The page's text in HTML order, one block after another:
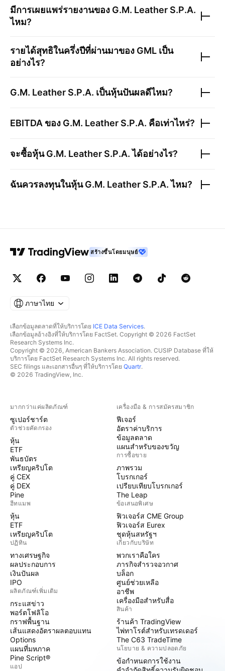
มีการเผยแพร่รายงานของ G.M. Leather S.P.A.
ไหม?
รายได้สุทธิในครึ่งปีที่ผ่านมาของ GML เป็น
อย่างไร?
G.M. Leather S.P.A. เป็นหุ้นปันผลดีไหม?
EBITDA ของ G.M. Leather S.P.A. คือเท่าไหร่?
จะซื้อหุ้นG.M. Leather S.P.A.ได้อย่างไร?
ฉันควรลงทุนในหุ้นG.M. Leather S.P.A.ไหม?
สร้างขึ้นโดยมนุษย์
ภาษาไทย
เลือกข้อมูลตลาดที่ให้บริการโดย ICE Data Services.
เลือกข้อมูลอ้างอิงที่ให้บริการโดย FactSet. Copyright © 2026 FactSet
Research Systems Inc.
Copyright © 2026, American Bankers Association. CUSIP Database ที่ให้
บริการโดย FactSet Research Systems Inc. All rights reserved.
SEC filings และเอกสารอื่นๆ ที่ให้บริการโดย Quartr.
© 2026 TradingView, Inc.
มากกว่าแค่ผลิตภัณฑ์
ซูเปอร์ชาร์ต
ตัวช่วยคัดกรอง
หุ้น
ETF
พันธบัตร
เหรียญคริปโต
คู่ CEX
คู่ DEX
Pine
ฮีทแมพ
หุ้น
ETF
เหรียญคริปโต
ปฏิทิน
ทางเศรษฐกิจ
ผลประกอบการ
เงินปันผล
IPO
ผลิตภัณฑ์เพิ่มเติม
กระแสข่าว
พอร์ตโฟลิโอ
กราฟพื้นฐาน
เส้นแสดงอัตราผลตอบแทน
Options
แผนที่มหภาค
Pine Script®
แอป
เครื่องมือ & การสมัครสมาชิก
ฟีเจอร์
อัตราค่าบริการ
ข้อมูลตลาด
แผนสำหรับของขวัญ
การซื้อขาย
ภาพรวม
โบรกเกอร์
เปรียบเทียบโบรกเกอร์
The Leap
ข้อเสนอพิเศษ
ฟิวเจอร์ส CME Group
ฟิวเจอร์ส Eurex
ชุดหุ้นสหรัฐฯ
เกี่ยวกับบริษัท
พวกเราคือใคร
ภารกิจสำรวจอวกาศ
บล็อก
ศูนย์ช่วยเหลือ
อาชีพ
เครื่องมือสำหรับสื่อ
สินค้า
ร้านค้า TradingView
ไพ่ทาโรต์สำหรับเทรดเดอร์
The C63 TradeTime
นโยบาย & ความปลอดภัย
ข้อกำหนดการใช้งาน